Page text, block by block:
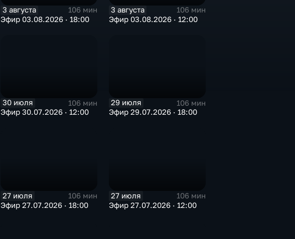
3 августа
106 мин
Эфир 03.08.2026 · 18:00
3 августа
106 мин
Эфир 03.08.2026 · 12:00
30 июля
106 мин
Эфир 30.07.2026 · 12:00
29 июля
106 мин
Эфир 29.07.2026 · 18:00
27 июля
106 мин
Эфир 27.07.2026 · 18:00
27 июля
106 мин
Эфир 27.07.2026 · 12:00